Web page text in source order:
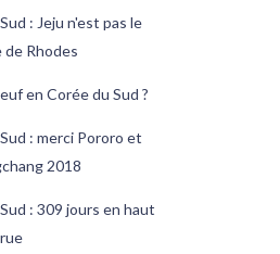
: Jeju n'est pas le
de Rhodes
en Corée du Sud ?
: merci Pororo et
2018
: 309 jours en haut